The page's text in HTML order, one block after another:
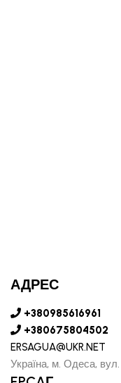
АДРЕС
+380985616961
+380675804502
ERSAGUA@UKR.NET
Україна, м. Одеса,